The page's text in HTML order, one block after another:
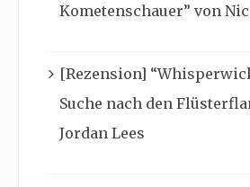
Kometenschauer” von
[Rezension]
Suche nach den
Jordan Lees